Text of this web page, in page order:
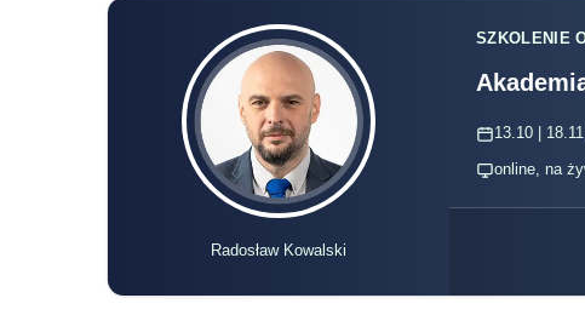
Radosław Kowalski
SZKOLENIE
13.10 |
online, na